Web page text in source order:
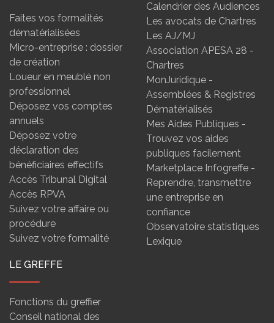
Faites vos formalités
dématérialisées
Micro-entreprise : dossier
de création
Loueur en meublé non
professionnel
Déposez vos comptes
annuels
Déposez votre
déclaration des
bénéficiaires effectifs
Accès Tribunal Digital
Accès RPVA
Suivez votre affaire ou
procédure
Suivez votre formalité
Calendrier des Audiences
Les avocats de Chartres
Les AJ/MJ
Association APESA 28 -
Chartres
MonJuridique -
Assemblées & Registres
Dématérialisés
Mes Aides Publiques -
Trouvez vos aides
publiques facilement
Marketplace Infogreffe -
Reprendre, transmettre
une entreprise en
confiance
Observatoire statistiques
Lexique
LE GREFFE
Fonctions du greffier
Conseil national des